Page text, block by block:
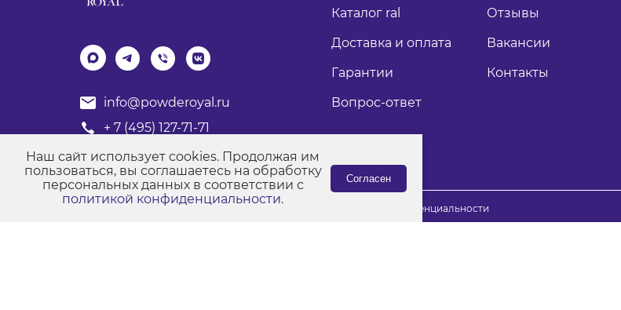
info@powderoyal.ru
+ 7 (495) 127-71-71
График работы: Пн-Пт
Время работы: с 8:00 до 17:00
Каталог ral
Доставка и оплата
Гарантии
Вопрос-ответ
Отзывы
Вакансии
Контакты
© Порошковые краски "Роял Групп" 2017-2026 Политика конфиденциальности
Наш сайт использует cookies. Продолжая им
пользоваться, вы соглашаетесь на обработку
персональных данных в соответствии с
политикой конфиденциальности.
Согласен